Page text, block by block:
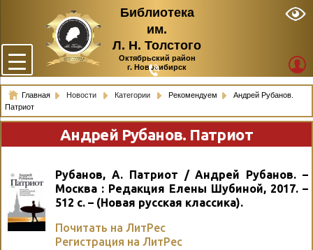
Библиотека
им.
Л. Н. Толстого
Октябрьский район
г. Новосибирск
Главная Новости Категории Рекомендуем
Андрей Рубанов.
Патриот
Андрей Рубанов. Патриот
Рубанов, А. Патриот / Андрей Рубанов. –
Москва : Редакция Елены Шубиной, 2017. –
512 с. – (Новая русская классика).
Почитать на ЛитРес
Регистрация на ЛитРес